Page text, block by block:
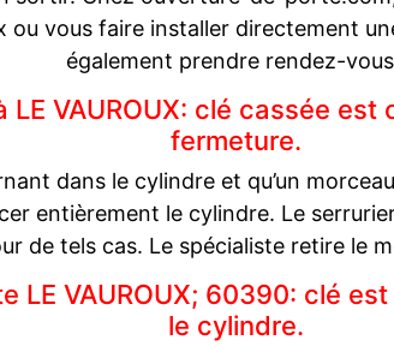
ou vous faire installer directement
également prendre rendez-
VAUROUX: clé cassée
fermeture.
dans le cylindre et qu’un
entièrement le cylindre. Le
de tels cas. Le spécialiste retire le
LE VAUROUX; 60390: clé
le cylindre.